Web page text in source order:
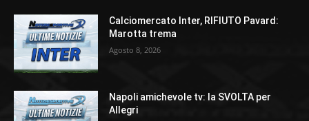
Calciomercato Inter, RIFIUTO Pavard:
Marotta trema
Agosto 8, 2026
Napoli amichevole tv: la SVOLTA per
Allegri